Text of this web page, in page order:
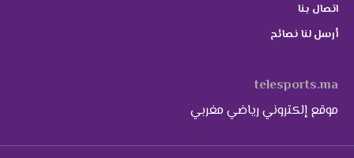
اتصال بنا
أرسل لنا نصائح
telesports.ma
موقع إلكتروني رياضي مغربي